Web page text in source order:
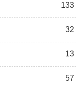
133
32
13
57